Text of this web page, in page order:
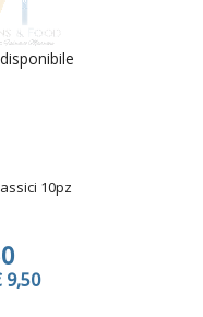
10pz
9,50